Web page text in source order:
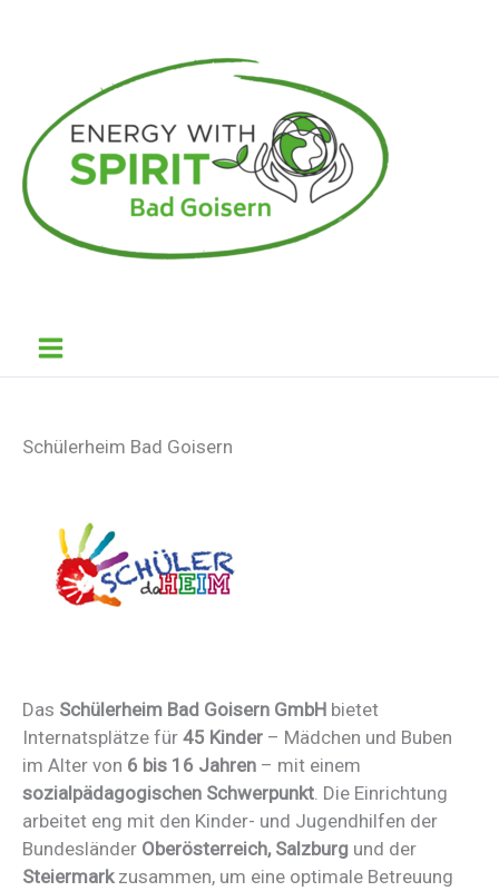
Schülerheim Bad Goisern
Das Schülerheim Bad Goisern GmbH bietet
Internatsplätze für 45 Kinder – Mädchen und Buben
im Alter von 6 bis 16 Jahren – mit einem
sozialpädagogischen Schwerpunkt . Die Einrichtung
arbeitet eng mit den Kinder- und Jugendhilfen der
Bundesländer Oberösterreich, Salzburg und der
Steiermarkzusammen, um eine optimale Betreuung